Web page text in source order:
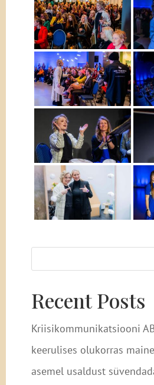
Recent Posts
Kriisikommunikatsiooni
keerulises olukorras
asemel usaldust